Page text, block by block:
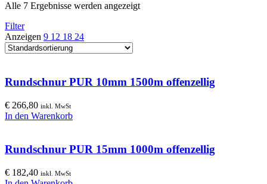
Alle 7 Ergebnisse werden angezeigt
Filter
Anzeigen 9 12 18 24
Rundschnur PUR 10mm 1500m offenzellig
€ 266,80 inkl. MwSt
In den Warenkorb
Rundschnur PUR 15mm 1000m offenzellig
€ 182,40 inkl. MwSt